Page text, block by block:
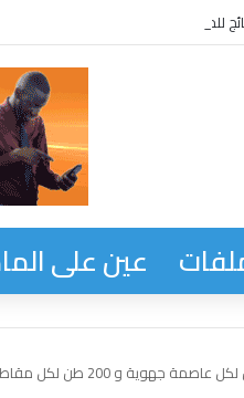
الوطني
عين على